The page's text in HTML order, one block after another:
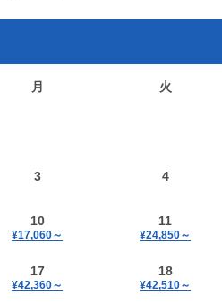
月 火
3 4
10
¥17,060～
11
¥24,850～
17
¥42,360～
18
¥42,510～